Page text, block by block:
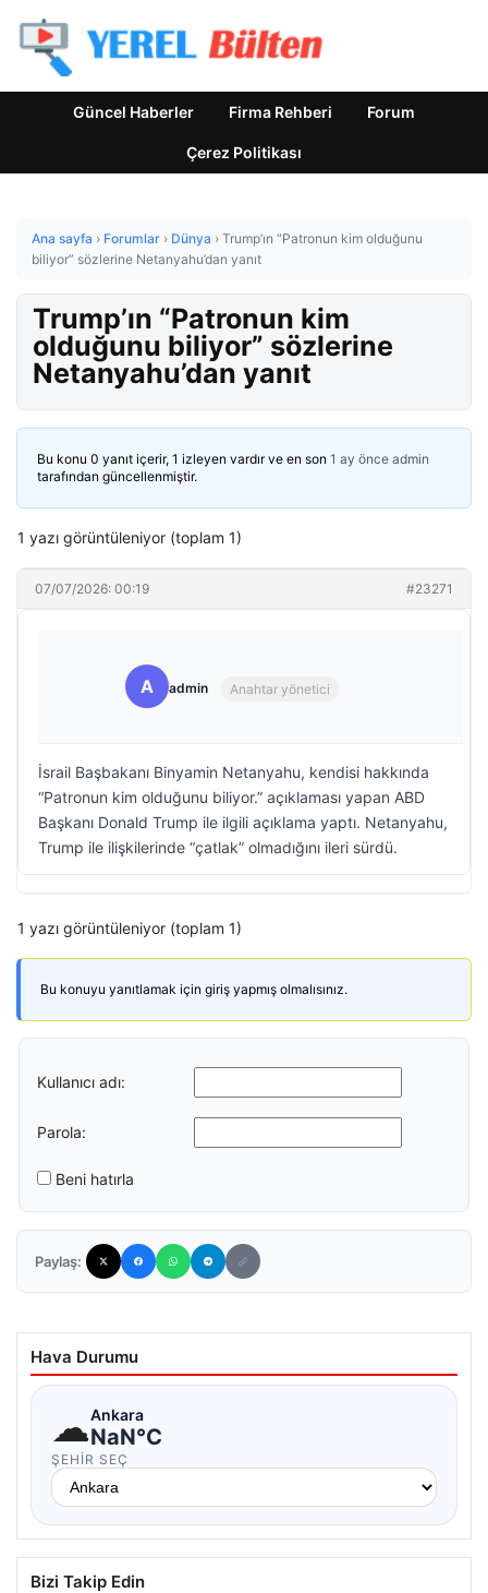
Güncel Haberler Firma Rehberi Forum
Çerez Politikası
Ana sayfa › Forumlar › Dünya › Trump’ın “Patronun kim olduğunu
biliyor” sözlerine Netanyahu’dan yanıt
Trump’ın “Patronun kim
olduğunu biliyor” sözlerine
Netanyahu’dan yanıt
Bu konu 0 yanıt içerir, 1 izleyen vardır ve en son 1 ay önce admin
tarafından güncellenmiştir.
1 yazı görüntüleniyor (toplam 1)
07/07/2026: 00:19 #23271
A admin Anahtar yönetici
İsrail Başbakanı Binyamin Netanyahu, kendisi hakkında
“Patronun kim olduğunu biliyor.” açıklaması yapan ABD
Başkanı Donald Trump ile ilgili açıklama yaptı. Netanyahu,
Trump ile ilişkilerinde “çatlak” olmadığını ileri sürdü.
1 yazı görüntüleniyor (toplam 1)
Bu konuyu yanıtlamak için giriş yapmış olmalısınız.
Kullanıcı adı:
Parola:
Beni hatırla
Paylaş:
Hava Durumu
☁Ankara
NaN°C
ŞEHIR SEÇ
Bizi Takip Edin